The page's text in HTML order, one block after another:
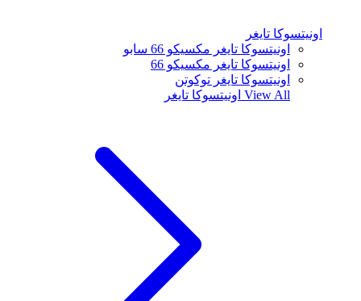
اونيتسوكا تايغر
اونيتسوكا تايغر مكسيكو 66 سابو
اونيتسوكا تايغر مكسيكو 66
اونيتسوكا تايغر توكوتن
View All اونيتسوكا تايغر